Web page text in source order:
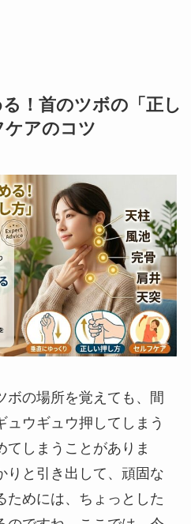
！首のツボの「正し
ケアのコツ
ボの場所を覚えても、間
ュウギュウ押してしまう
てしまうことがありま
りと引き出して、頑固な
ためには、ちょっとした